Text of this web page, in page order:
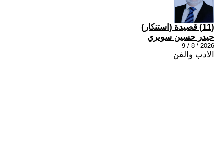
(11) قصيدة (استنكار)
حيدر حسين سويري
2026 / 8 / 9
الادب والفن